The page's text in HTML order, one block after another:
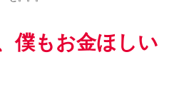
僕もお金ほしい